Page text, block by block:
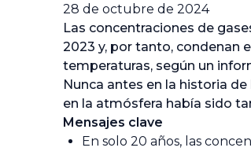
28 de octubre de 2024
Las concentraciones de
2023 y, por tanto, condenan
temperaturas, según un
Nunca antes en la historia
en la atmósfera había sido
Mensajes clave
En solo 20 años, las